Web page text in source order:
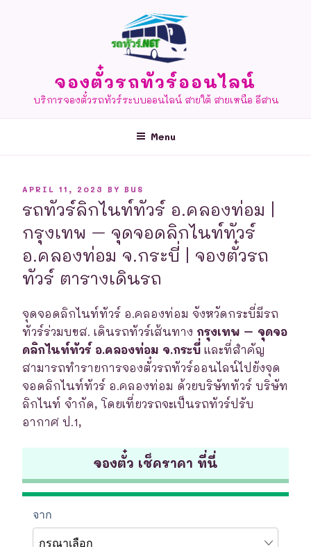
จองตั๋วรถทัวร์ออนไลน์
บริการจองตั๋วรถทัวร์ระบบออนไลน์ สายใต้ สายเหนือ อีสาน
Menu
POSTED
APRIL 11, 2023 BY BUS
รถทัวร์ลิกไนท์ทัวร์ อ.คลองท่อม |
กรุงเทพ – จุดจอดลิกไนท์ทัวร์
อ.คลองท่อม จ.กระบี่ | จองตั๋วรถ
ทัวร์ ตารางเดินรถ
จุดจอดลิกไนท์ทัวร์ อ.คลองท่อม จังหวัดกระบี่มีรถ
ทัวร์ร่วมบขส. เดินรถทัวร์เส้นทาง กรุงเทพ – จุดจอ
ดลิกไนท์ทัวร์ อ.คลองท่อม จ.กระบี่ และที่สำคัญ
สามารถทำรายการจองตั๋วรถทัวร์ออนไลน์ไปยังจุด
จอดลิกไนท์ทัวร์ อ.คลองท่อม ด้วยบริษัททัวร์ บริษัท
ลิกไนท์ จำกัด, โดยเที่ยวรถจะเป็นรถทัวร์ปรับ
อากาศ ป.1,
จองตั๋ว เช็คราคา ที่นี่